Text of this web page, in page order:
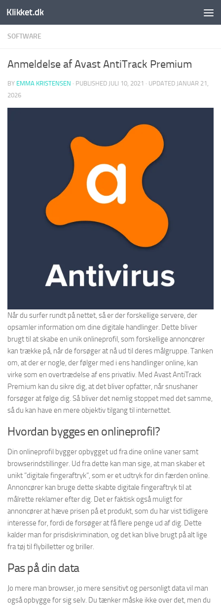
Skip to content
Klikket.dk
SOFTWARE
Anmeldelse af Avast AntiTrack Premium
BY EMMA KRISTENSEN · PUBLISHED JULI 10, 2021 · UPDATED JANUAR 21,
2026
Når du surfer rundt på nettet, så er der forskellige servere, der
opsamler information om dine digitale handlinger. Dette bliver
brugt til at skabe en unik onlineprofil, som forskellige annoncører
kan trække på, når de forsøger at nå ud til deres målgruppe. Tanken
om, at der er nogle, der følger med i ens handlinger online, kan
virke som en overtrædelse af ens privatliv. Med Avast AntiTrack
Premium kan du sikre dig, at det bliver opfatter, når snushaner
forsøger at følge dig. Så bliver det nemlig stoppet med det samme,
så du kan have en mere objektiv tilgang til internettet.
Hvordan bygges en onlineprofil?
Din onlineprofil bygger opbygget ud fra dine online vaner samt
browserindstillinger. Ud fra dette kan man sige, at man skaber et
unikt ”digitale fingeraftryk”, som er et udtryk for din færden online.
Annoncører kan bruge dette skabte digitale fingeraftryk til at
målrette reklamer efter dig. Det er faktisk også muligt for
annoncører at hæve prisen på et produkt, som du har vist tidligere
interesse for, fordi de forsøger at få flere penge ud af dig. Dette
kalder man for prisdiskrimination, og det kan blive brugt på alt lige
fra tøj til flybilletter og briller.
Pas på din data
Jo mere man browser, jo mere sensitivt og personligt data vil man
også opbygge for sig selv. Du tænker måske ikke over det, men du